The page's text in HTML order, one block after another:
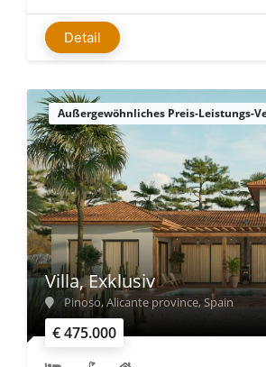
Detail
Außergewöhnliches Preis-Leistungs-
€ 475.000
Villa, Exklusiv
Pinoso, Alicante province, Spain